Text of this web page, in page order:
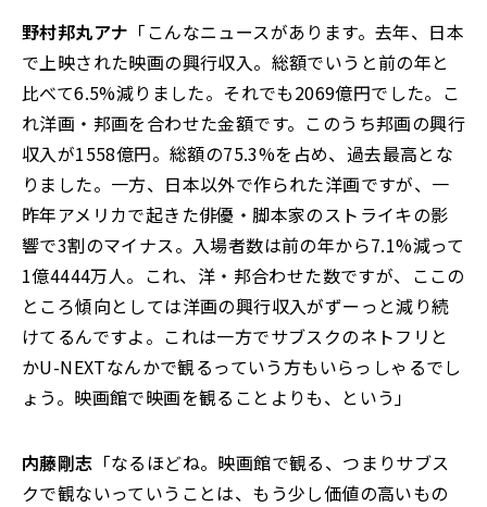
野村邦丸アナ 「こんなニュースがあります。去年、日本
で上映された映画の興行収入。総額でいうと前の年と
比べて6.5%減りました。それでも2069億円でした。こ
れ洋画・邦画を合わせた金額です。このうち邦画の興行
収入が1558億円。総額の75.3%を占め、過去最高とな
りました。一方、日本以外で作られた洋画ですが、一
昨年アメリカで起きた俳優・脚本家のストライキの影
響で3割のマイナス。入場者数は前の年から7.1%減って
1億4444万人。これ、洋・邦合わせた数ですが、ここの
ところ傾向としては洋画の興行収入がずーっと減り続
けてるんですよ。これは一方でサブスクのネトフリと
かU-NEXTなんかで観るっていう方もいらっしゃるでし
ょう。映画館で映画を観ることよりも、という」
内藤剛志 「なるほどね。映画館で観る、つまりサブス
クで観ないっていうことは、もう少し価値の高いもの